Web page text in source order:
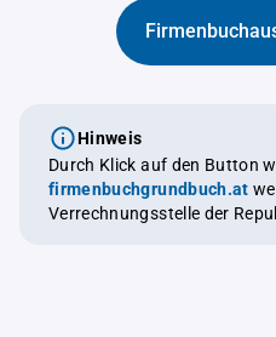
Hinweis
Durch Klick auf den Button
firmenbuchgrundbuch.at weitergeleitet, eine offizielle
Verrechnungsstelle der